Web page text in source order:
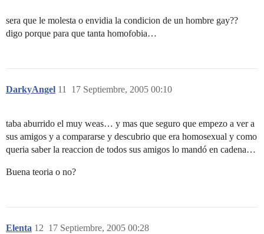
sera que le molesta o envidia la condicion de un hombre gay??
digo porque para que tanta homofobia…
DarkyAngel 17 Septiembre, 2005 00:10
11
taba aburrido el muy weas… y mas que seguro que empezo a ver a
sus amigos y a compararse y descubrio que era homosexual y como
queria saber la reaccion de todos sus amigos lo mandó en cadena…
Buena teoria o no?
Elenta 17 Septiembre, 2005 00:28
12